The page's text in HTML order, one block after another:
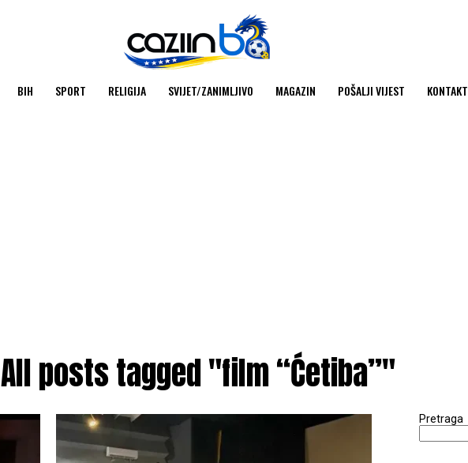
BIH SPORT RELIGIJA SVIJET/ZANIMLJIVO MAGAZIN POŠALJI VIJEST KONTAKT
All posts tagged "film “Ćetiba”"
Pretraga